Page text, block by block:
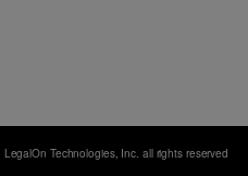
Technologies, Inc. all rights reserved